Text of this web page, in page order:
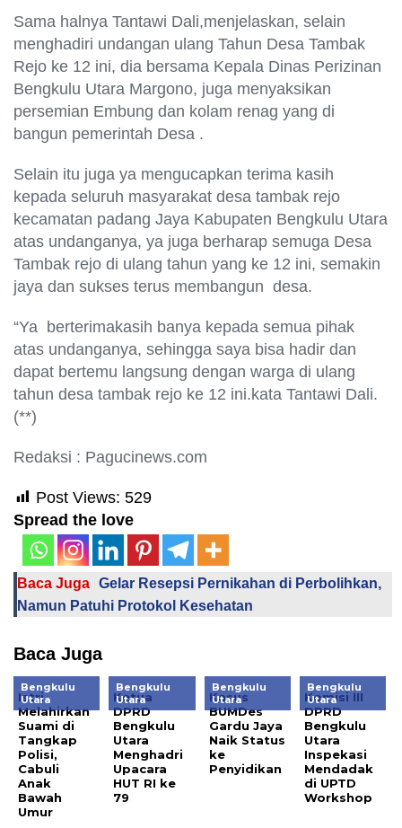
Sama halnya Tantawi Dali,menjelaskan, selain
menghadiri undangan ulang Tahun Desa Tambak
Rejo ke 12 ini, dia bersama Kepala Dinas Perizinan
Bengkulu Utara Margono, juga menyaksikan
persemian Embung dan kolam renag yang di
bangun pemerintah Desa .
Selain itu juga ya mengucapkan terima kasih
kepada seluruh masyarakat desa tambak rejo
kecamatan padang Jaya Kabupaten Bengkulu Utara
atas undanganya, ya juga berharap semuga Desa
Tambak rejo di ulang tahun yang ke 12 ini, semakin
jaya dan sukses terus membangun desa.
“Ya berterimakasih banya kepada semua pihak
atas undanganya, sehingga saya bisa hadir dan
dapat bertemu langsung dengan warga di ulang
tahun desa tambak rejo ke 12 ini.kata Tantawi Dali.
(**)
Redaksi : Pagucinews.com
Post Views: 529
Spread the love
Baca Juga Gelar Resepsi Pernikahan di Perbolihkan,
Namun Patuhi Protokol Kesehatan
Baca Juga
Bengkulu
Utara
Istri
Melahirkan
Suami di
Tangkap
Polisi,
Cabuli
Anak
Bawah
Umur
Bengkulu
Utara
Ketua
DPRD
Bengkulu
Utara
Menghadri
Upacara
HUT RI ke
79
Bengkulu
Utara
Kasus
BUMDes
Gardu Jaya
Naik Status
ke
Penyidikan
Bengkulu
Utara
Komisi III
DPRD
Bengkulu
Utara
Inspekasi
Mendadak
di UPTD
Workshop